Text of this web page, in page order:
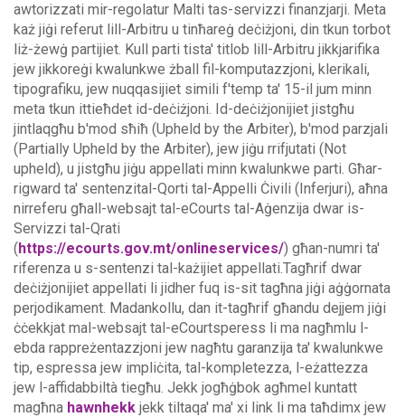
awtorizzati mir-regolatur Malti tas-servizzi finanzjarji. Meta
każ jiġi referut lill-Arbitru u tinħareġ deċiżjoni, din tkun torbot
liż-żewġ partijiet. Kull parti tista' titlob lill-Arbitru jikkjarifika
jew jikkoreġi kwalunkwe żball fil-komputazzjoni, klerikali,
tipografiku, jew nuqqasijiet simili f'temp ta' 15-il jum minn
meta tkun ittieħdet id-deċiżjoni. Id-deċiżjonijiet jistgħu
jintlaqgħu b'mod sħiħ (Upheld by the Arbiter), b'mod parzjali
(Partially Upheld by the Arbiter), jew jiġu rrifjutati (Not
upheld), u jistgħu jiġu appellati minn kwalunkwe parti. Għar-
rigward ta' sentenzital-Qorti tal-Appelli Ċivili (Inferjuri), aħna
nirreferu għall-websajt tal-eCourts tal-Aġenzija dwar is-
Servizzi tal-Qrati
(https://ecourts.gov.mt/onlineservices/) għan-numri ta'
riferenza u s-sentenzi tal-każijiet appellati.Tagħrif dwar
deċiżjonijiet appellati li jidher fuq is-sit tagħna jiġi aġġornata
perjodikament. Madankollu, dan it-tagħrif għandu dejjem jiġi
ċċekkjat mal-websajt tal-eCourtsperess li ma nagħmlu l-
ebda rappreżentazzjoni jew nagħtu garanzija ta' kwalunkwe
tip, espressa jew impliċita, tal-kompletezza, l-eżattezza
jew l-affidabbiltà tiegħu. Jekk jogħġbok agħmel kuntatt
magħna hawnhekk jekk tiltaqa' ma' xi link li ma taħdimx jew